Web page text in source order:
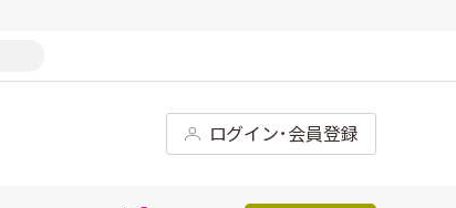
ログイン･会員登録